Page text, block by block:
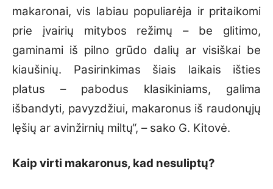
makaronai, vis labiau populiarėja ir pritaikomi
prie įvairių mitybos režimų – be glitimo,
gaminami iš pilno grūdo dalių ar visiškai be
kiaušinių. Pasirinkimas šiais laikais išties
platus – pabodus klasikiniams, galima
išbandyti, pavyzdžiui, makaronus iš raudonųjų
lęšių ar avinžirnių miltų“, – sako G. Kitovė.
Kaip virti makaronus, kad nesuliptų?